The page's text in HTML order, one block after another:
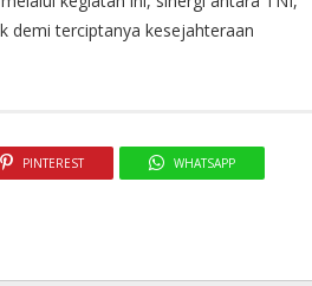
demi terciptanya kesejahteraan
PINTEREST WHATSAPP